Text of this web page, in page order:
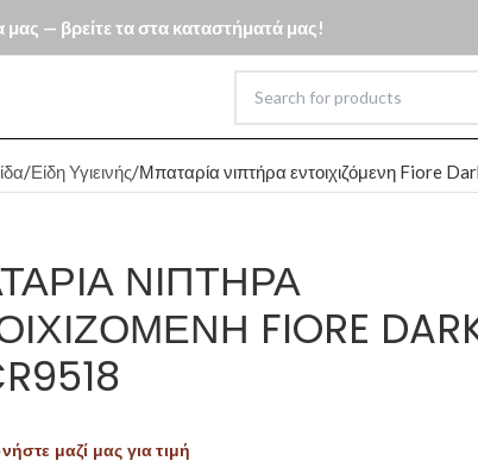
μας — βρείτε τα στα καταστήματά μας!
Είδη Υγιεινής Μπαταρία νιπτήρα εντοιχιζόμενη Fiore
ΝΙΠΤΉΡΑ
FIORE
μαζί μας για τιμή